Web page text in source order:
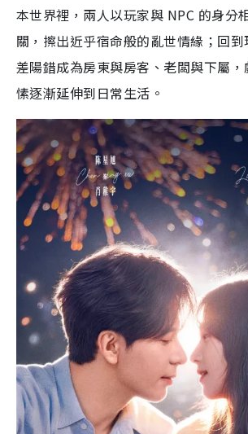
本世界裡，兩人以玩家與 NPC 的身分
關，擦出近乎宿命般的亂世情緣；回
差陽錯成為房東與房客、老闆與下屬
愫逐漸延伸到日常生活。